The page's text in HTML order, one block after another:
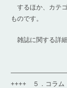
するほか、カテ
ものです。
雑誌に関する詳
++++ ５．コラム